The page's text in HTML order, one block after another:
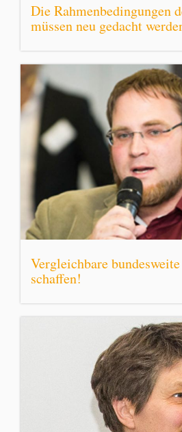
Die Rahmenbedingungen
müssen neu gedacht
Vergleichbare
schaffen!